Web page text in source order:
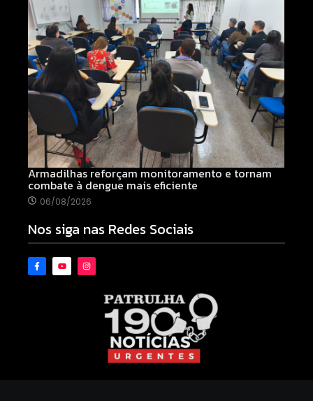
Armadilhas reforçam monitoramento e tornam
combate à dengue mais eficiente
06/08/2026
Nos siga nas Redes Sociais